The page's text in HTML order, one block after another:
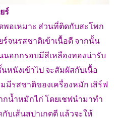
ร์
พอเหมาะ ส่วนที่ติดกับสะโพก
จนรสชาติเข้าเนื้อดี จากนั้น
อกกรอบมีสีเหลืองทองน่ารับ
นังเข้าไป จะสัมผัสกับเนื้อ
รสชาติของเครื่องหมัก เสิร์ฟ
กน้ำหมักไก่ โดยเชฟนำมาทำ
บเส้นสปาเกตตี แล้วจะให้